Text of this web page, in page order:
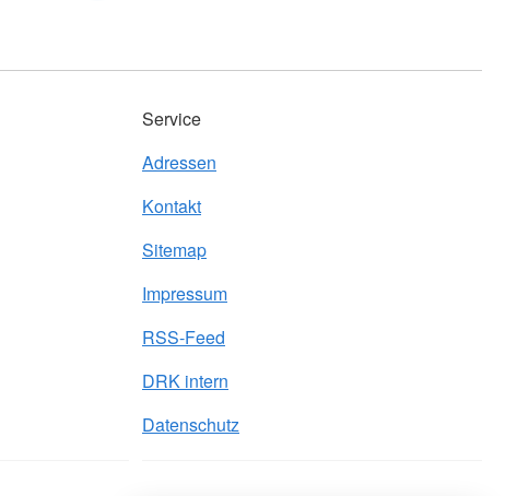
Service
Adressen
Kontakt
Sitemap
Impressum
RSS-Feed
DRK intern
Datenschutz